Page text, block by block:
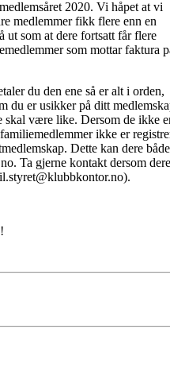
2020. Vi håpet at vi
medlemmer fikk flere enn en
ut som at dere fortsatt får flere
som mottar faktura
du den ene så er alt i orden,
du er usikker på ditt
skal være like. Dersom de ikke
ikke er
Dette kan dere både
Ta gjerne kontakt dersom dere